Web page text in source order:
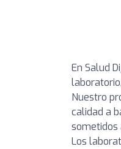
En Salud
Nuestro
calidad a
sometidos
Los